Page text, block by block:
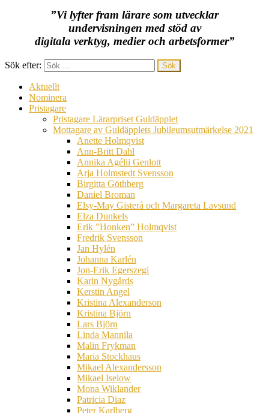
”Vi lyfter fram lärare som utvecklar
undervisningen med stöd av
digitala verktyg, medier och arbetsformer”
Sök efter:
Aktuellt
Nominera
Pristagare
Pristagare Lärarpriset Guldäpplet
Mottagare av Guldäpplets Jubileumsutmärkelse 2021
Anette Holmqvist
Ann-Britt Dahl
Annika Agélii Genlott
Arja Holmstedt Svensson
Birgitta Göthberg
Daniel Broman
Elsy-May Gisterå och Margareta Lavsund
Elza Dunkels
Erik ”Honken” Holmqvist
Fredrik Svensson
Jan Hylén
Johanna Karlén
Jon-Erik Egerszegi
Karin Nygårds
Kerstin Angel
Kristina Alexanderson
Kristina Björn
Lars Björn
Linda Mannila
Malin Frykman
Maria Stockhaus
Mikael Alexandersson
Mikael Iselow
Mona Wiklander
Patricia Diaz
Peter Karlberg